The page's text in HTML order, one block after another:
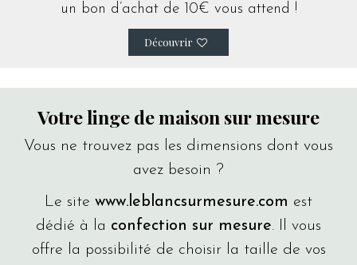
un bon d’achat de 10€ vous attend !
Découvrir
Votre linge de maison sur mesure
Vous ne trouvez pas les dimensions dont vous
avez besoin ?
Le site www.leblancsurmesure.com est
dédié à la confection sur mesure. Il vous
offre la possibilité de choisir la taille de vos